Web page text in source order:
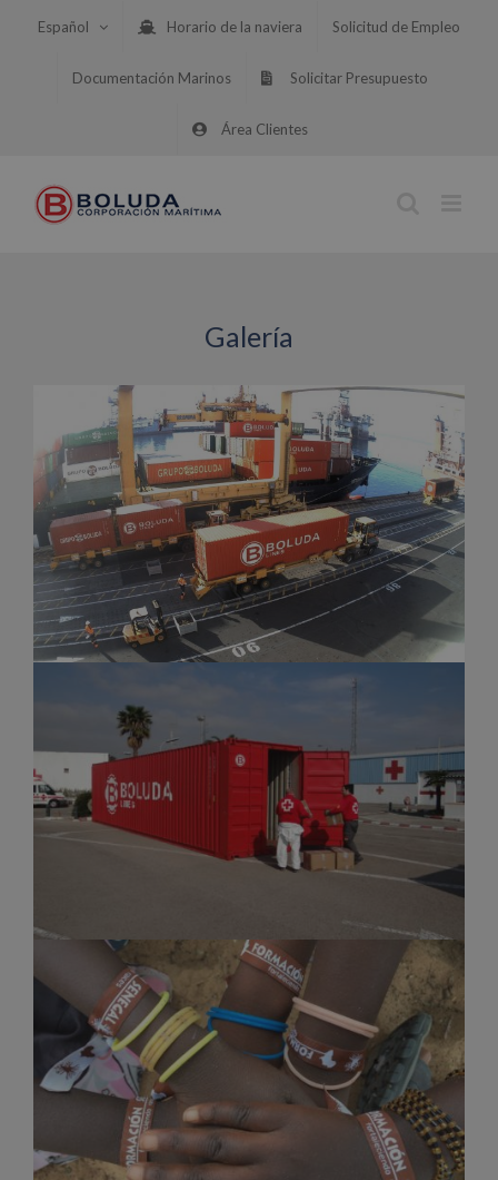
Español Horario de la naviera Solicitud de Empleo
Documentación Marinos Solicitar Presupuesto
Área Clientes
Galería